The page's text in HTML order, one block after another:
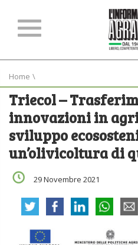
Home \
Triecol –
innovazioni in
sviluppo
un’olivicoltura di
29 Novembre 2021